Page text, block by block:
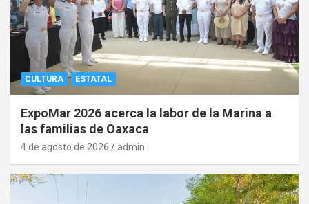
CULTURA ESTATAL
ExpoMar 2026 acerca la labor de la Marina a
las familias de Oaxaca
4 de agosto de 2026 admin